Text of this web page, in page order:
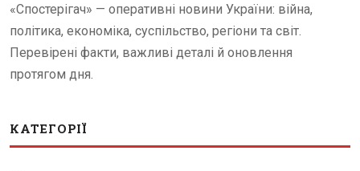
«Спостерігач» — оперативні новини України: війна,
політика, економіка, суспільство, регіони та світ.
Перевірені факти, важливі деталі й оновлення
протягом дня.
КАТЕГОРІЇ